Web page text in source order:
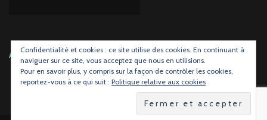
ABONNEZ-VOUS À LA PAGE FACEBOOK
Confidentialité et cookies : ce site utilise des cookies. En continuant à
naviguer sur ce site, vous acceptez que nous en utilisions.
Pour en savoir plus, y compris sur la façon de contrôler les cookies,
reportez-vous à ce qui suit : Politique relative aux cookies